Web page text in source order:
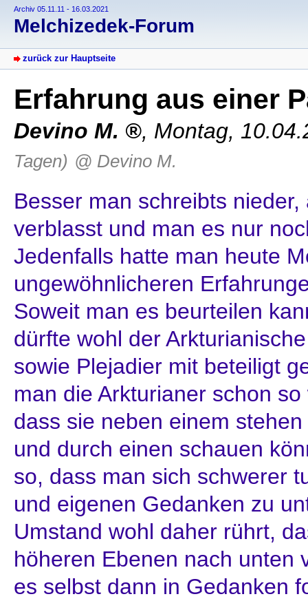
Archiv 05.11.11 - 16.03.2021
Melchizedek-Forum
zurück zur Hauptseite
Erfahrung aus einer
Devino M. , Montag,
Tagen) @ Devino M.
Besser man schreibts
verblasst und man es nur
Jedenfalls hatte man heute
ungewöhnlicheren
Soweit man es beurteilen
dürfte wohl der
sowie Plejadier mit beteiligt
man die Arkturianer schon
dass sie neben einem
und durch einen schauen
so, dass man sich schwerer
und eigenen Gedanken zu
Umstand wohl daher rührt,
höheren Ebenen nach unten
es selbst dann in Gedanken